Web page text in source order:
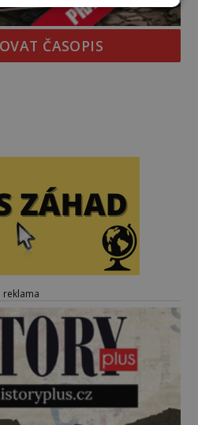
ČASOPIS
reklama